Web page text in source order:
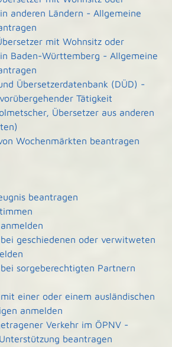
anderen Ländern - Allgemeine
mit Wohnsitz oder
Baden-Württemberg - Allgemeine
Übersetzerdatenbank (DÜD) -
Tätigkeit
Übersetzer aus anderen
Wochenmärkten beantragen
beantragen
geschiedenen oder verwitweten
sorgeberechtigten Partnern
einer oder einem ausländischen
anmelden
Verkehr im ÖPNV -
beantragen